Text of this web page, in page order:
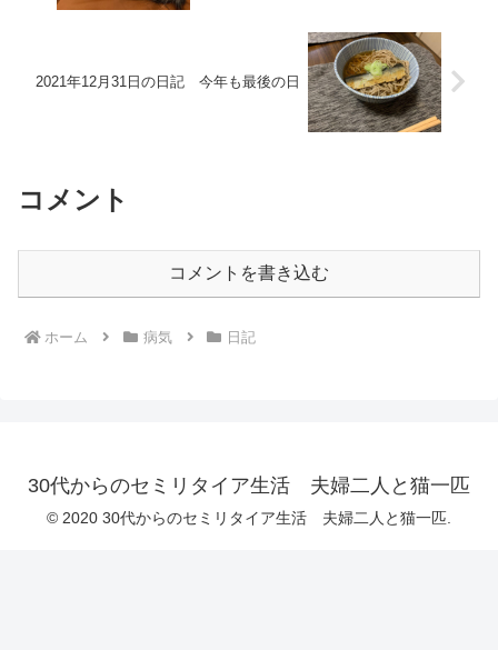
2021年12月31日の日記 今年も最後の日
コメント
コメントを書き込む
ホーム 病気 日記
30代からのセミリタイア生活 夫婦二人と猫一匹
© 2020 30代からのセミリタイア生活 夫婦二人と猫一匹.